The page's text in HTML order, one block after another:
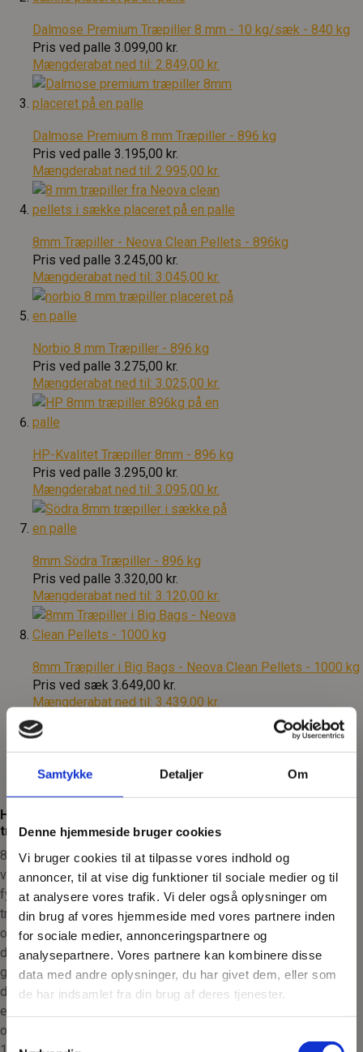
Samtykke Detaljer Om
Denne hjemmeside bruger cookies
Vi bruger cookies til at tilpasse vores indhold og
annoncer, til at vise dig funktioner til sociale medier og til
at analysere vores trafik. Vi deler også oplysninger om
din brug af vores hjemmeside med vores partnere inden
for sociale medier, annonceringspartnere og
analysepartnere. Vores partnere kan kombinere disse
data med andre oplysninger, du har givet dem, eller som
de har indsamlet fra din brug af deres tjenester.
Samtykkevalg
Dalmose Premium Træpiller 8 mm - 10 kg/sæk - 840 kg
Pris ved palle 3.099,00 kr.
Mængderabat ned til: 2.849,00 kr.
Dalmose Premium 8 mm Træpiller - 896 kg
Pris ved palle 3.195,00 kr.
Mængderabat ned til: 2.995,00 kr.
8mm Træpiller - Neova Clean Pellets - 896kg
Pris ved palle 3.245,00 kr.
Mængderabat ned til: 3.045,00 kr.
Norbio 8 mm Træpiller - 896 kg
Pris ved palle 3.275,00 kr.
Mængderabat ned til: 3.025,00 kr.
HP-Kvalitet Træpiller 8mm - 896 kg
Pris ved palle 3.295,00 kr.
Mængderabat ned til: 3.095,00 kr.
8mm Södra Træpiller - 896 kg
Pris ved palle 3.320,00 kr.
Mængderabat ned til: 3.120,00 kr.
8mm Træpiller i Big Bags - Neova Clean Pellets - 1000 kg
Pris ved sæk 3.649,00 kr.
Mængderabat ned til: 3.439,00 kr.
8mm Træpiller i sække - Neova Clean Pellets - 16kg
Hvorfor Vælge 8 mm.
træpiller til dit Fyr?
8 mm. træpiller er det perfekte
valg til større pillefyr og
fyringssystemer, der kræver
træpiller med høj brændværdi
og lavt askeindhold. Med en
diameter på 8 mm. og
gennemgående høj kvalitet er
disse træpiller ideelle til en
effektiv og miljøvenlig
opvarmning. De fås i praktiske